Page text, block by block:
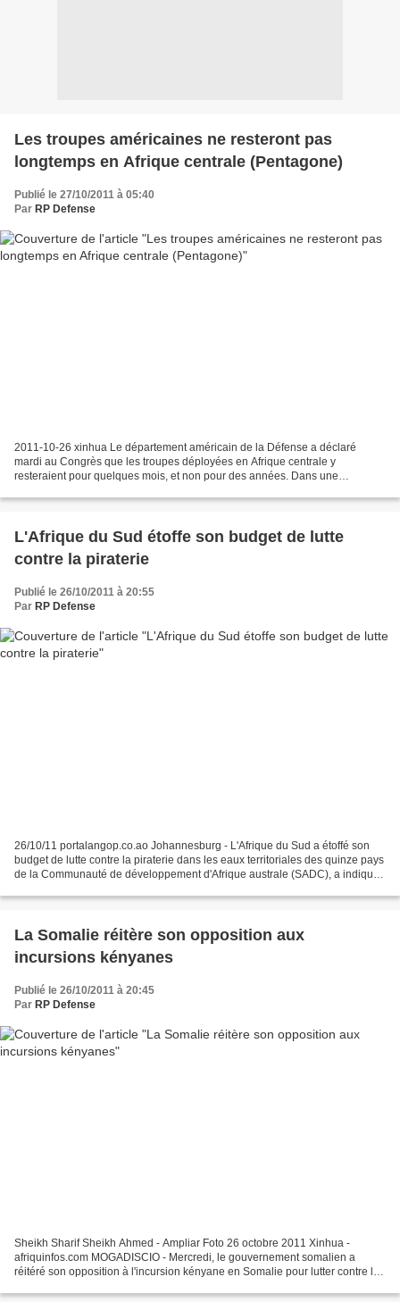
Les troupes américaines ne resteront pas
longtemps en Afrique centrale (Pentagone)
Publié le 27/10/2011 à 05:40
Par RP Defense
2011-10-26 xinhua Le département américain de la Défense a déclaré
mardi au Congrès que les troupes déployées en Afrique centrale y
resteraient pour quelques mois, et non pour des années. Dans une
L'Afrique du Sud étoffe son budget de lutte
contre la piraterie
Publié le 26/10/2011 à 20:55
Par RP Defense
26/10/11 portalangop.co.ao Johannesburg - L'Afrique du Sud a étoffé son
budget de lutte contre la piraterie dans les eaux territoriales des quinze pays
de la Communauté de développement d'Afrique australe (SADC), a indiqué
La Somalie réitère son opposition aux
incursions kényanes
Publié le 26/10/2011 à 20:45
Par RP Defense
Sheikh Sharif Sheikh Ahmed - Ampliar Foto 26 octobre 2011 Xinhua -
afriquinfos.com MOGADISCIO - Mercredi, le gouvernement somalien a
réitéré son opposition à l'incursion kényane en Somalie pour lutter contre les